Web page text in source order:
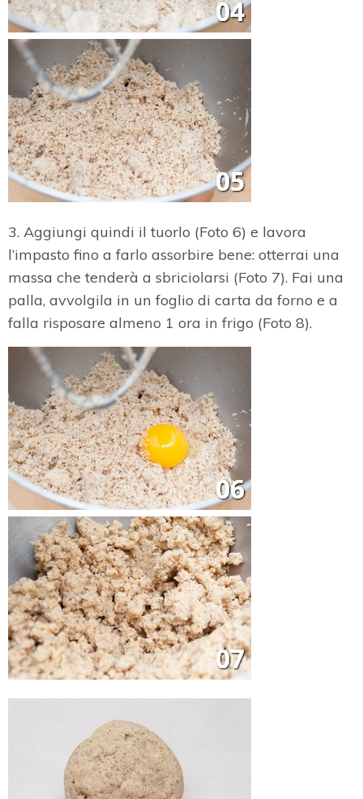
3. Aggiungi quindi il tuorlo (Foto 6) e lavora
l’impasto fino a farlo assorbire bene: otterrai una
massa che tenderà a sbriciolarsi (Foto 7). Fai una
palla, avvolgila in un foglio di carta da forno e a
falla risposare almeno 1 ora in frigo (Foto 8).